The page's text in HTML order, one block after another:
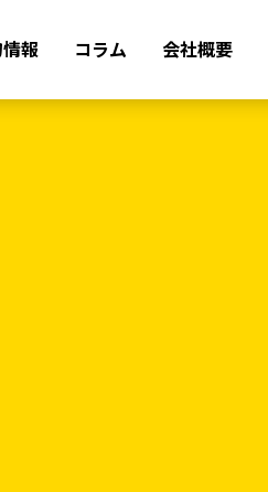
報 コラム 会社概要